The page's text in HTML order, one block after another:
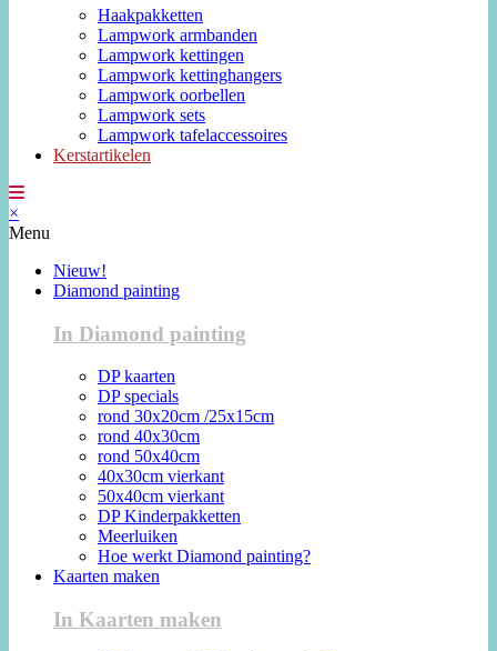
Haakpakketten
Lampwork armbanden
Lampwork kettingen
Lampwork kettinghangers
Lampwork oorbellen
Lampwork sets
Lampwork tafelaccessoires
Kerstartikelen
×
Menu
Nieuw!
Diamond painting
In Diamond painting
DP kaarten
DP specials
rond 30x20cm /25x15cm
rond 40x30cm
rond 50x40cm
40x30cm vierkant
50x40cm vierkant
DP Kinderpakketten
Meerluiken
Hoe werkt Diamond painting?
Kaarten maken
In Kaarten maken